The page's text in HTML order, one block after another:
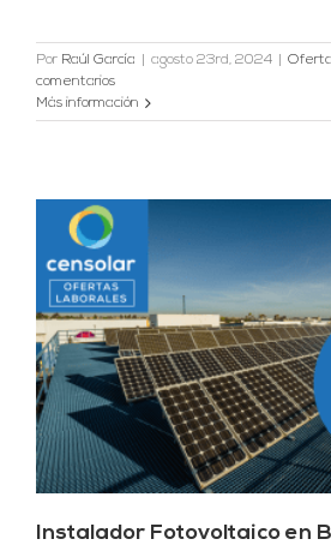
Por Raúl García agosto 23rd, 2024
comentarios
Más información
Instalador Fotovoltaico en